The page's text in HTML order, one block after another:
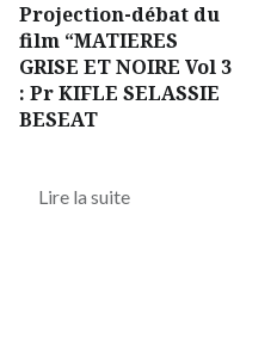
Projection-débat du
film “MATIERES
GRISE ET NOIRE Vol 3
: Pr KIFLE SELASSIE
BESEAT
Lire la suite